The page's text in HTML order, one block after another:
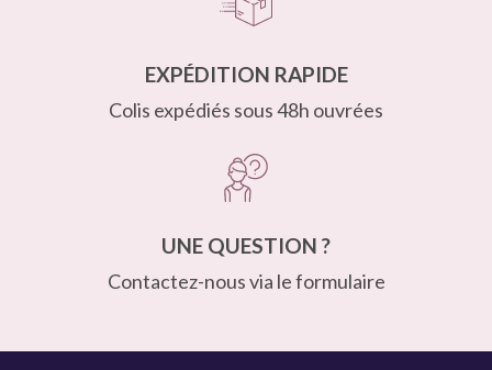
EXPÉDITION RAPIDE
Colis expédiés sous 48h ouvrées
UNE QUESTION ?
Contactez-nous via leformulaire